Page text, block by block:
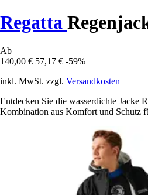
Regatta
Ab
140,00 € 57,17 € -59%
inkl. MwSt. zzgl. Versandkosten
Entdecken Sie die wasserdichte Jacke
Kombination aus Komfort und Schutz